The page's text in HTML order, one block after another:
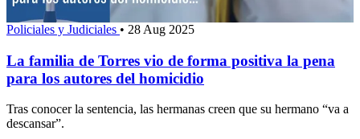
Policiales y Judiciales • 28 Aug 2025
La familia de Torres vio de forma positiva la pena
para los autores del homicidio
Tras conocer la sentencia, las hermanas creen que su hermano “va a
descansar”.